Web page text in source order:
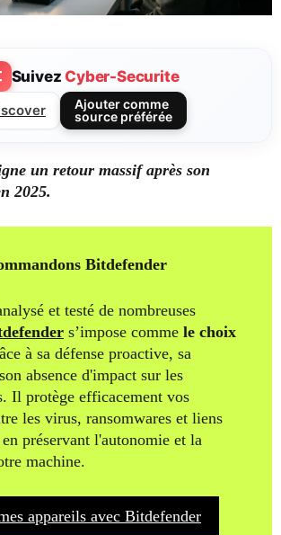
SuivezCyber-Securite
Ajouter comme
source préférée
un retour massif après son
2025.
Bitdefender
et testé de nombreuses
s’impose comme le choix
à sa défense proactive, sa
absence d'impact sur les
Il protège efficacement vos
les virus, ransomwares et liens
préservant l'autonomie et la
machine.
appareils avec Bitdefender